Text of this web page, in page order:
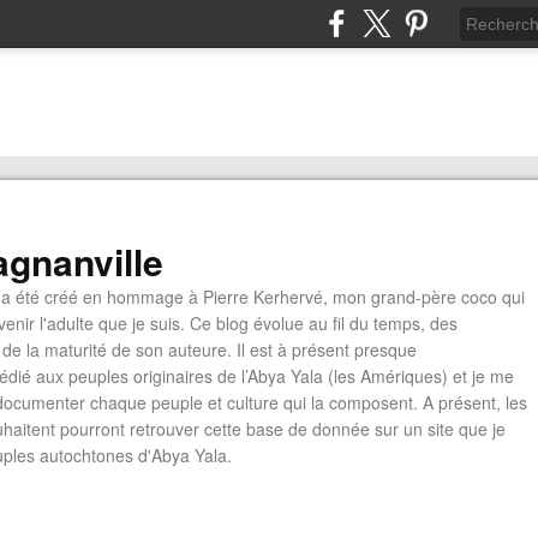
été créé en hommage à Pierre Kerhervé, mon grand-père coco qui
l'adulte que je suis. Ce blog évolue au fil du temps, des
la maturité de son auteure. Il est à présent presque
aux peuples originaires de l’Abya Yala (les Amériques) et je me
chaque peuple et culture qui la composent. A présent, les
pourront retrouver cette base de donnée sur un site que je
autochtones d'Abya Yala.